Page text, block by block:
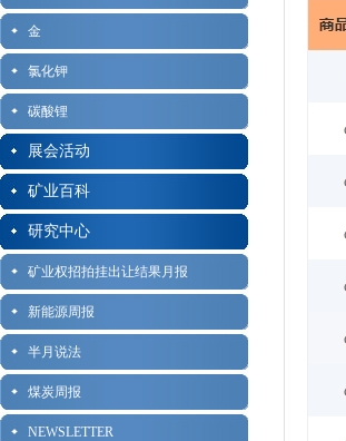
金
氯化钾
碳酸锂
展会活动
矿业百科
研究中心
矿业权招拍挂出让结果月报
新能源周报
半月说法
煤炭周报
NEWSLETTER